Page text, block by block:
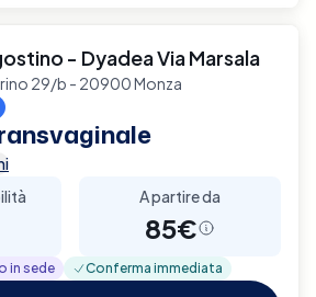
- Dyadea Via Marsala
29/b - 20900 Monza
A partire da
85€
in sede Conferma immediata